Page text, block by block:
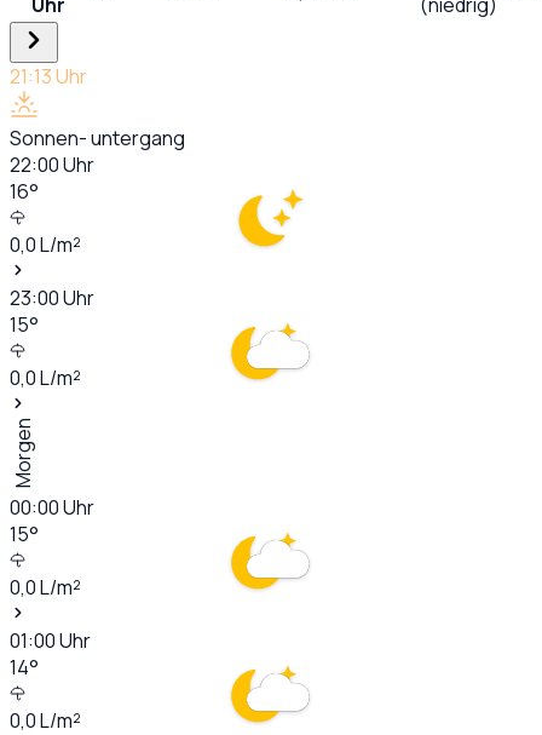
21:13Uhr
Sonnen- untergang
22:00Uhr
16°
0,0L/m²
23:00Uhr
15°
0,0L/m²
Morgen
00:00Uhr
15°
0,0L/m²
01:00Uhr
14°
0,0L/m²